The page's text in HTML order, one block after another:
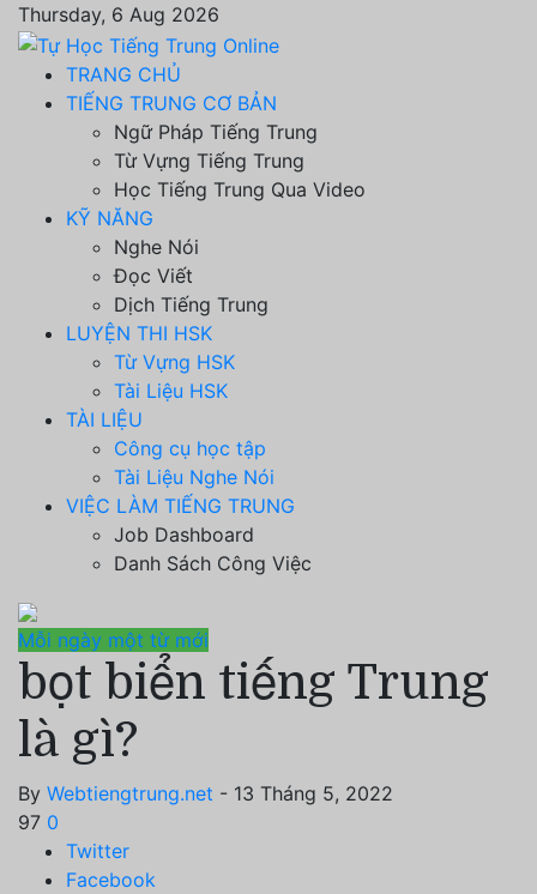
Thursday, 6 Aug 2026
TRANG CHỦ
TIẾNG TRUNG CƠ BẢN
Ngữ Pháp Tiếng Trung
Từ Vựng Tiếng Trung
Học Tiếng Trung Qua Video
KỸ NĂNG
Nghe Nói
Đọc Viết
Dịch Tiếng Trung
LUYỆN THI HSK
Từ Vựng HSK
Tài Liệu HSK
TÀI LIỆU
Công cụ học tập
Tài Liệu Nghe Nói
VIỆC LÀM TIẾNG TRUNG
Job Dashboard
Danh Sách Công Việc
Mỗi ngày một từ mới
bọt biển tiếng Trung
là gì?
By Webtiengtrung.net - 13 Tháng 5, 2022
97 0
Twitter
Facebook